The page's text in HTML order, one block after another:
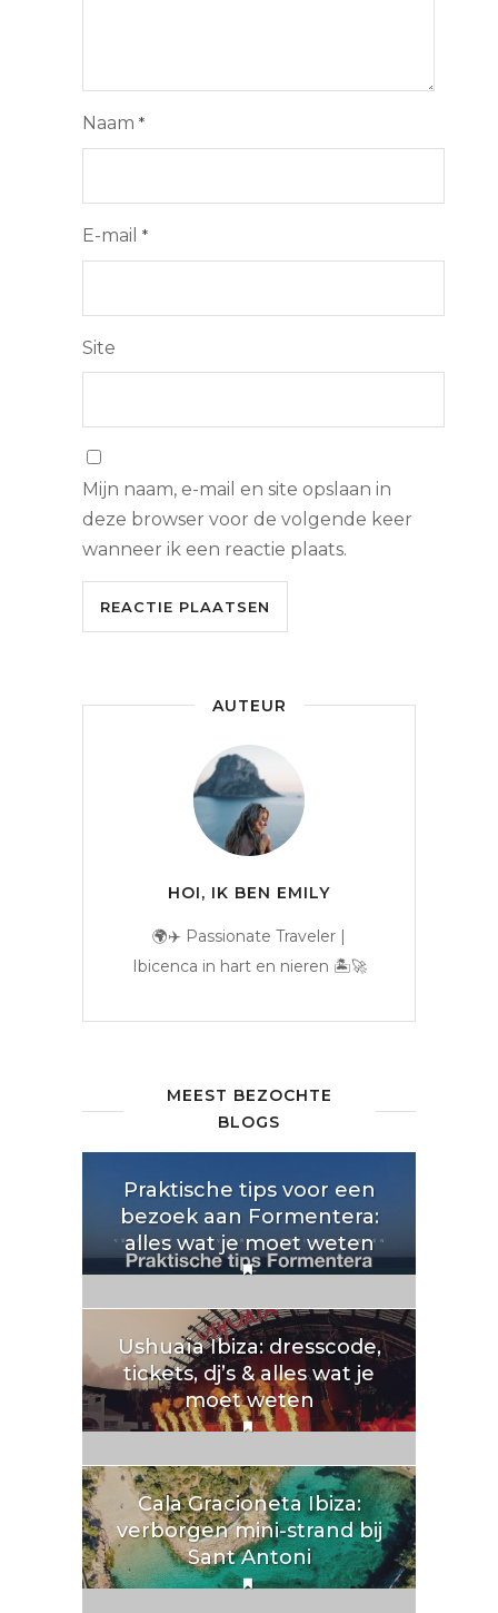
Naam *
E-mail *
Site
Mijn naam, e-mail en site opslaan in
deze browser voor de volgende keer
wanneer ik een reactie plaats.
AUTEUR
HOI, IK BEN EMILY
🌍✈️ Passionate Traveler |
Ibicenca in hart en nieren 🏝️🚀
MEEST BEZOCHTE
BLOGS
Praktische tips voor een
bezoek aan Formentera:
alles wat je moet weten
Ushuaïa Ibiza: dresscode,
tickets, dj’s & alles wat je
moet weten
Cala Gracioneta Ibiza:
verborgen mini-strand bij
Sant Antoni